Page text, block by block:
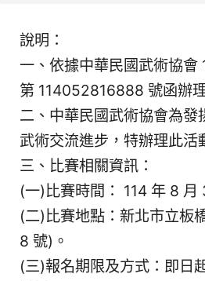
說明：
一、依據中華民國武術協
第 114052816888 號函辦
二、中華民國武術協會為
武術交流進步，特辦理此活
三、比賽相關資訊：
(一)比賽時間： 114 年 8 月
(二)比賽地點：新北市立板
8 號)。
(三)報名期限及方式：即日